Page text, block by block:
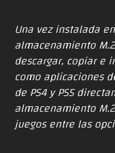
Una vez instalada
almacenamiento
descargar, copiar e
como aplicaciones
de PS4 y PS5
almacenamiento
juegos entre las